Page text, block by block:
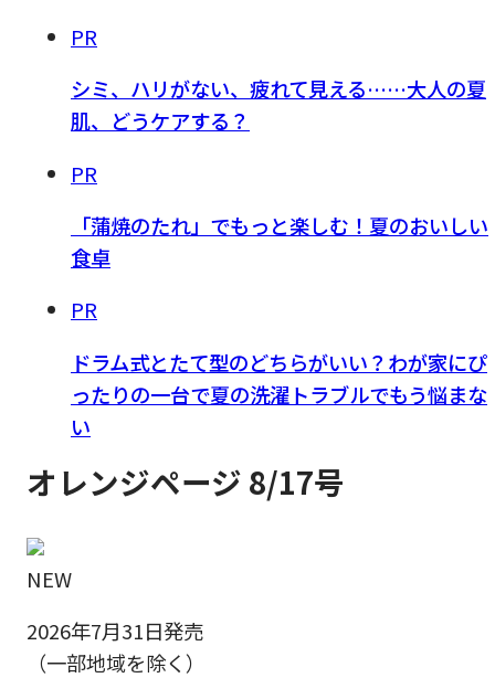
PR
シミ、ハリがない、疲れて見える……大人の夏
肌、どうケアする？
PR
「蒲焼のたれ」でもっと楽しむ！夏のおいしい
食卓
PR
ドラム式とたて型のどちらがいい？わが家にぴ
ったりの一台で夏の洗濯トラブルでもう悩まな
い
オレンジページ 8/17号
NEW
2026年7月31日発売
（一部地域を除く）